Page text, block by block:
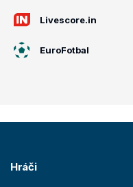
Livescore.in
EuroFotbal
Hráči